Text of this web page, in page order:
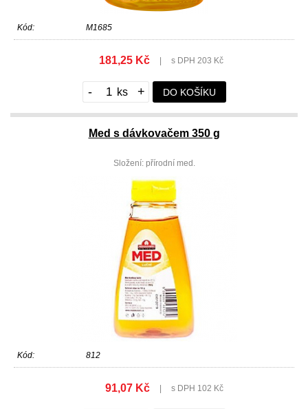
Kód: M1685
181,25 Kč s DPH 203 Kč
- + DO KOŠÍKU
Med s dávkovačem 350 g
Složení: přírodní med.
Kód: 812
91,07 Kč s DPH 102 Kč